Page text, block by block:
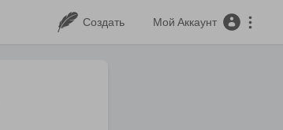
Создать Мой Аккаунт